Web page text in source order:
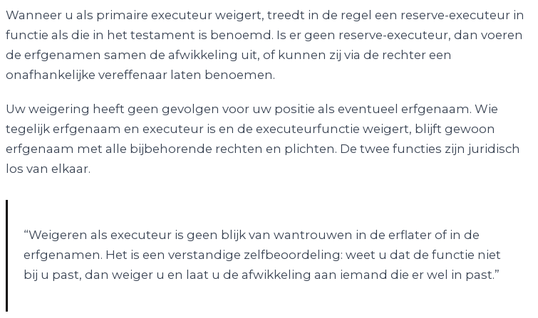
Wanneer u als primaire executeur weigert, treedt in de regel een reserve-executeur in
functie als die in het testament is benoemd. Is er geen reserve-executeur, dan voeren
de erfgenamen samen de afwikkeling uit, of kunnen zij via de rechter een
onafhankelijke vereffenaar laten benoemen.
Uw weigering heeft geen gevolgen voor uw positie als eventueel erfgenaam. Wie
tegelijk erfgenaam en executeur is en de executeurfunctie weigert, blijft gewoon
erfgenaam met alle bijbehorende rechten en plichten. De twee functies zijn juridisch
los van elkaar.
“Weigeren als executeur is geen blijk van wantrouwen in de erflater of in de
erfgenamen. Het is een verstandige zelfbeoordeling: weet u dat de functie niet
bij u past, dan weiger u en laat u de afwikkeling aan iemand die er wel in past.”